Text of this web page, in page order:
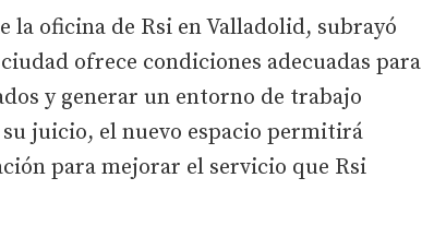
oficina de Rsi en Valladolid, subrayó
ofrece condiciones adecuadas para
y generar un entorno de trabajo
juicio, el nuevo espacio permitirá
para mejorar el servicio que Rsi